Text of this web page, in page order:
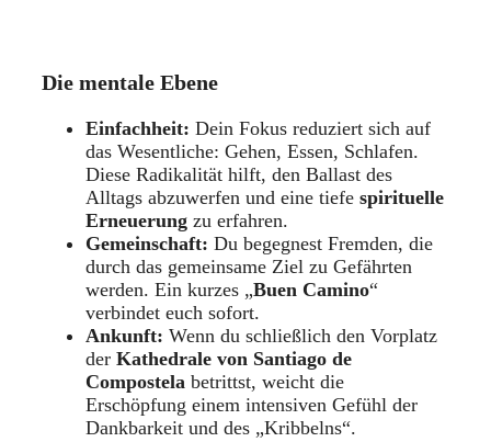
Die mentale Ebene
Einfachheit: Dein Fokus reduziert sich auf
das Wesentliche: Gehen, Essen, Schlafen.
Diese Radikalität hilft, den Ballast des
Alltags abzuwerfen und eine tiefe spirituelle
Erneuerung zu erfahren.
Gemeinschaft: Du begegnest Fremden, die
durch das gemeinsame Ziel zu Gefährten
werden. Ein kurzes „Buen Camino“
verbindet euch sofort.
Ankunft: Wenn du schließlich den Vorplatz
der Kathedrale von Santiago de
Compostela betrittst, weicht die
Erschöpfung einem intensiven Gefühl der
Dankbarkeit und des „Kribbelns“.